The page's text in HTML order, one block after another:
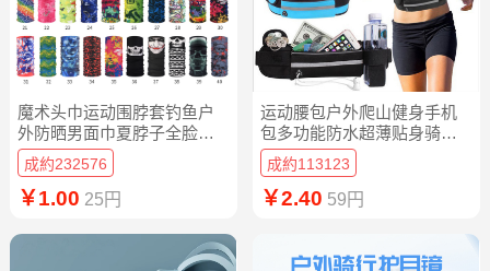
魔术头巾运动围脖套钓鱼户
外防晒男面巾夏脖子全脸面
罩男士骑行女
成約232576
￥1.00 25円
运动腰包户外爬山健身手机
包多功能防水超薄贴身骑行
包便携水壶包
成約113123
￥2.40 59円